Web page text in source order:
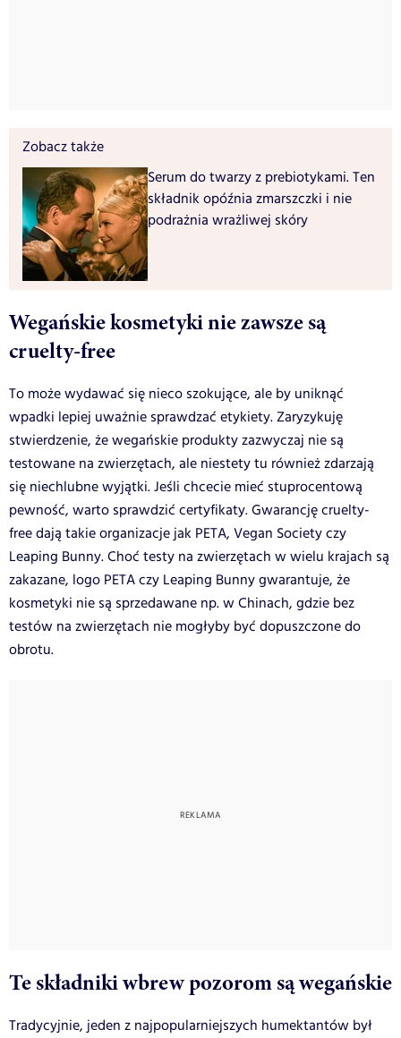
Zobacz także
Serum do twarzy z prebiotykami. Ten
składnik opóźnia zmarszczki i nie
podrażnia wrażliwej skóry
Wegańskie kosmetyki nie zawsze są
cruelty-free
To może wydawać się nieco szokujące, ale by uniknąć
wpadki lepiej uważnie sprawdzać etykiety. Zaryzykuję
stwierdzenie, że wegańskie produkty zazwyczaj nie są
testowane na zwierzętach, ale niestety tu również zdarzają
się niechlubne wyjątki. Jeśli chcecie mieć stuprocentową
pewność, warto sprawdzić certyfikaty. Gwarancję cruelty-
free dają takie organizacje jak PETA, Vegan Society czy
Leaping Bunny. Choć testy na zwierzętach w wielu krajach są
zakazane, logo PETA czy Leaping Bunny gwarantuje, że
kosmetyki nie są sprzedawane np. w Chinach, gdzie bez
testów na zwierzętach nie mogłyby być dopuszczone do
obrotu.
Te składniki wbrew pozorom są wegańskie
Tradycyjnie, jeden z najpopularniejszych humektantów był